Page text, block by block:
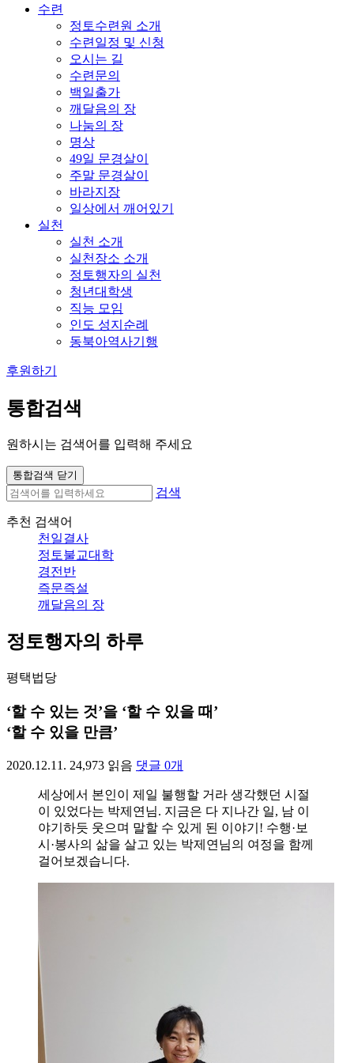
수련
정토수련원 소개
수련일정 및 신청
오시는 길
수련문의
백일출가
깨달음의 장
나눔의 장
명상
49일 문경살이
주말 문경살이
바라지장
일상에서 깨어있기
실천
실천 소개
실천장소 소개
정토행자의 실천
청년대학생
직능 모임
인도 성지순례
동북아역사기행
후원하기
통합검색
원하시는 검색어를 입력해 주세요
통합검색 닫기
검색
추천 검색어
천일결사
정토불교대학
경전반
즉문즉설
깨달음의 장
정토행자의 하루
평택법당
‘할 수 있는 것’을 ‘할 수 있을 때’
‘할 수 있을 만큼’
2020.12.11. 24,973 읽음 댓글 0개
세상에서 본인이 제일 불행할 거라 생각했던 시절
이 있었다는 박제연님. 지금은 다 지나간 일, 남 이
야기하듯 웃으며 말할 수 있게 된 이야기! 수행·보
시·봉사의 삶을 살고 있는 박제연님의 여정을 함께
걸어보겠습니다.